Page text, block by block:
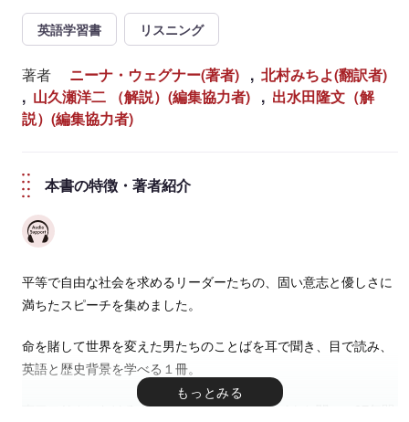
英語学習書 リスニング
著者 ニーナ・ウェグナー(著者) , 北村みちよ(翻訳者)
, 山久瀬洋二 （解説）(編集協力者) , 出水田隆文（解
説）(編集協力者)
本書の特徴・著者紹介
平等で自由な社会を求めるリーダーたちの、固い意志と優しさに
満ちたスピーチを集めました。
命を賭して世界を変えた男たちのことばを耳で聞き、目で読み、
英語と歴史背景を学べる１冊。
南アフリカにおける人種差別政策アパルトヘイトと闘い、27年間